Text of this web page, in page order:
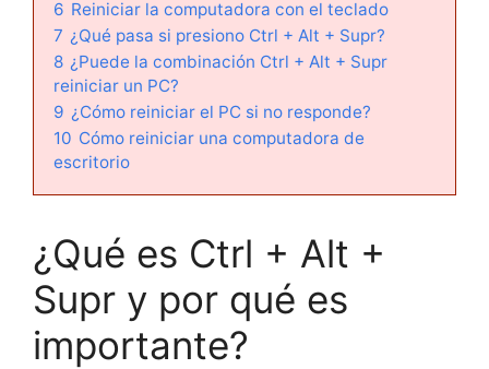
6 Reiniciar la computadora con el teclado
7 ¿Qué pasa si presiono Ctrl + Alt + Supr?
8 ¿Puede la combinación Ctrl + Alt + Supr
reiniciar un PC?
9 ¿Cómo reiniciar el PC si no responde?
10 Cómo reiniciar una computadora de
escritorio
¿Qué es Ctrl + Alt +
Supr y por qué es
importante?